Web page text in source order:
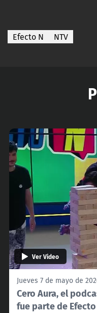
Efecto N NTV
Ver Video
Jueves 7 de mayo de
Cero Aura, el
fue parte de Efecto